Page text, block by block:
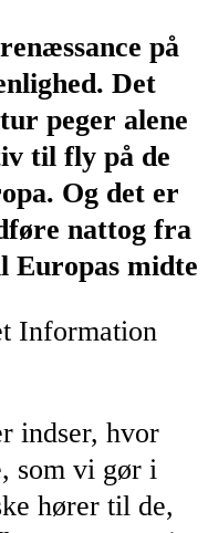
på
Det
peger alene
til fly på de
Og det er
nattog fra
Europas midte
Information
indser, hvor
som vi gør i
hører til de,